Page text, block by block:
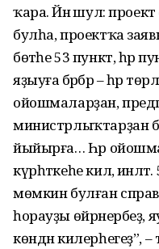
ҡара. Йәнә шул:
булһа, проектҡа
бөтәһе 53 пункт, һәр
яҙыуға бәрәбәр – һәр
ойошмаларҙан,
министрлыҡтарҙан
йыйырға… Һәр ойошма
күрһәткеһе килә,
мөмкин булған
һорауҙы өйрәнербеҙ,
көндән килерһегеҙ”, –